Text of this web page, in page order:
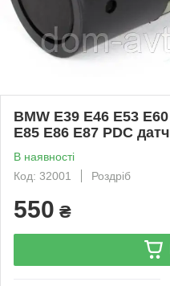
BMW E39 E46 E53
E85 E86 E87 PDC
В наявності
Код: 32001
Роздріб
550 ₴